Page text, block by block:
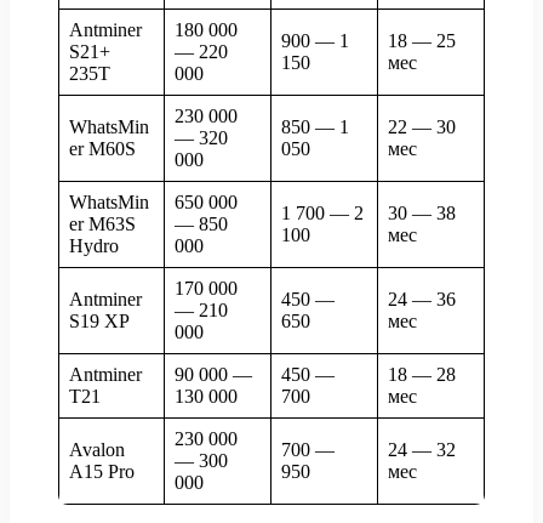
Antminer
S21+
235T
180 000
— 220
000
900 — 1
150
18 — 25
мес
WhatsMin
er M60S
230 000
— 320
000
850 — 1
050
22 — 30
мес
WhatsMin
er M63S
Hydro
650 000
— 850
000
1 700 — 2
100
30 — 38
мес
Antminer
S19 XP
170 000
— 210
000
450 —
650
24 — 36
мес
Antminer
T21
90 000 —
130 000
450 —
700
18 — 28
мес
Avalon
A15 Pro
230 000
— 300
000
700 —
950
24 — 32
мес